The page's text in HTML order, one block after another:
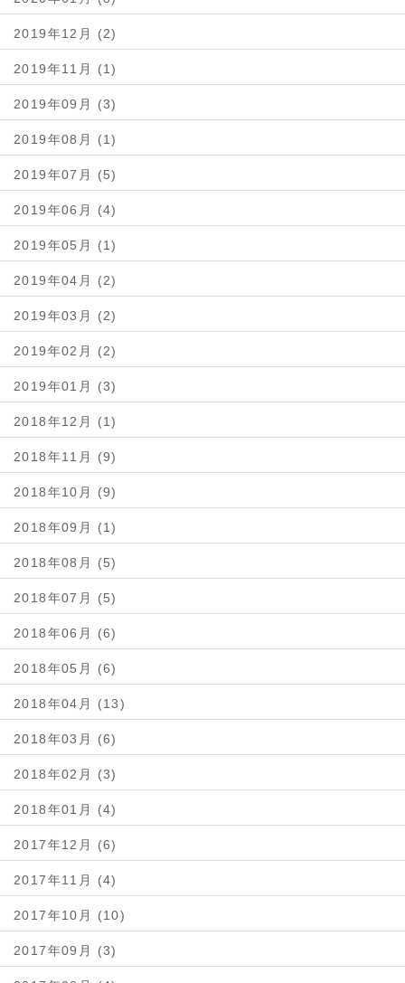
2019年12月 (2)
2019年11月 (1)
2019年09月 (3)
2019年08月 (1)
2019年07月 (5)
2019年06月 (4)
2019年05月 (1)
2019年04月 (2)
2019年03月 (2)
2019年02月 (2)
2019年01月 (3)
2018年12月 (1)
2018年11月 (9)
2018年10月 (9)
2018年09月 (1)
2018年08月 (5)
2018年07月 (5)
2018年06月 (6)
2018年05月 (6)
2018年04月 (13)
2018年03月 (6)
2018年02月 (3)
2018年01月 (4)
2017年12月 (6)
2017年11月 (4)
2017年10月 (10)
2017年09月 (3)